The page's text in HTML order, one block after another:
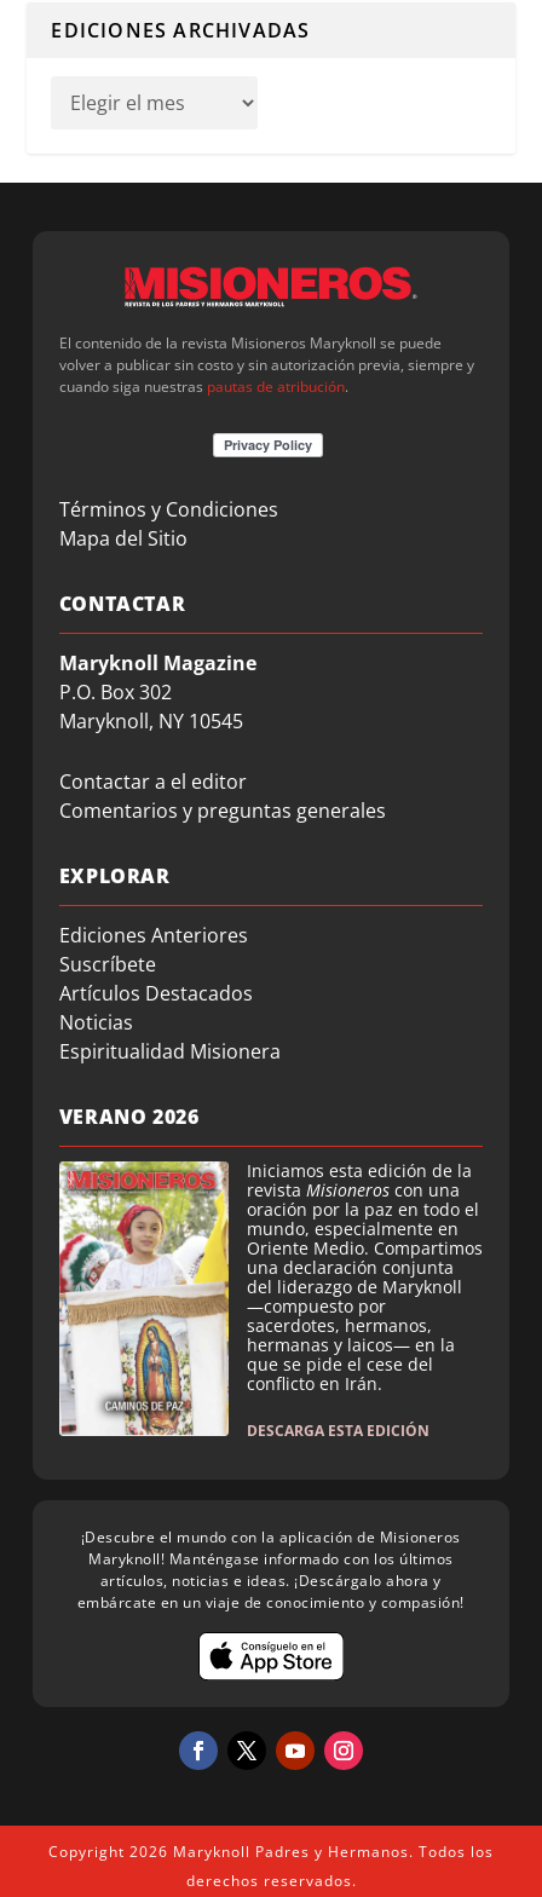
EDICIONES ARCHIVADAS
El contenido de la revista Misioneros Maryknoll se puede
volver a publicar sin costo y sin autorización previa, siempre y
cuando siga nuestras pautas de atribución.
Términos y Condiciones
Mapa del Sitio
CONTACTAR
Maryknoll Magazine
P.O. Box 302
Maryknoll, NY 10545
Contactar a el editor
Comentarios y preguntas generales
EXPLORAR
Ediciones Anteriores
Suscríbete
Artículos Destacados
Noticias
Espiritualidad Misionera
VERANO 2026
Iniciamos esta edición de la
revista Misioneros con una
oración por la paz en todo el
mundo, especialmente en
Oriente Medio. Compartimos
una declaración conjunta
del liderazgo de Maryknoll
—compuesto por
sacerdotes, hermanos,
hermanas y laicos— en la
que se pide el cese del
conflicto en Irán.
DESCARGA ESTA EDICIÓN
¡Descubre el mundo con la aplicación de Misioneros
Maryknoll! Manténgase informado con los últimos
artículos, noticias e ideas. ¡Descárgalo ahora y
embárcate en un viaje de conocimiento y compasión!
Copyright 2026 Maryknoll Padres y Hermanos. Todos los
derechos reservados.